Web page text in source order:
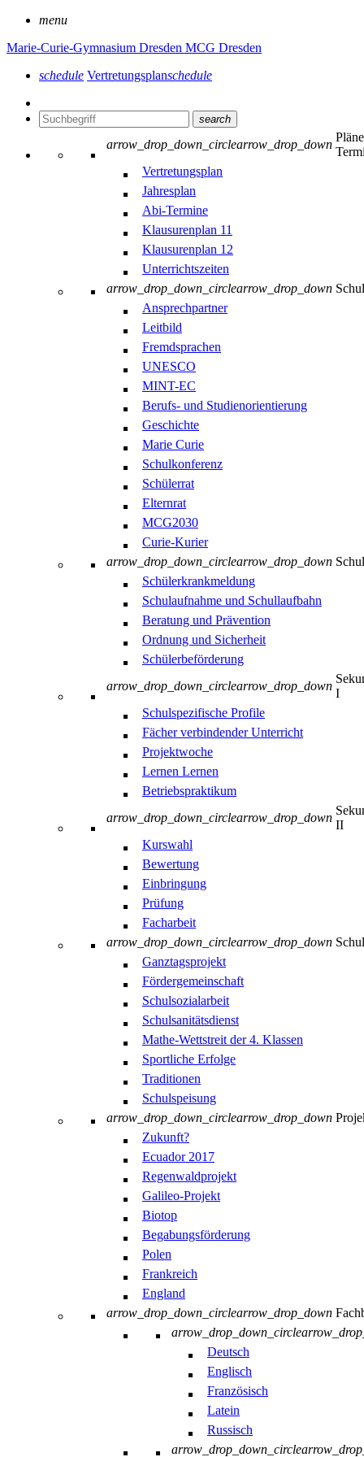
menu
Marie-Curie-Gymnasium Dresden MCG Dresden
schedule Vertretungsplanschedule
search
arrow_drop_down_circlearrow_drop_down
Vertretungsplan
Jahresplan
Abi-Termine
Klausurenplan 11
Klausurenplan 12
Unterrichtszeiten
arrow_drop_down_circlearrow_drop_down
Ansprechpartner
Leitbild
Fremdsprachen
UNESCO
MINT-EC
Berufs- und Studienorientierung
Geschichte
Marie Curie
Schulkonferenz
Schülerrat
Elternrat
MCG2030
Curie-Kurier
arrow_drop_down_circlearrow_drop_down
Schülerkrankmeldung
Schulaufnahme und Schullaufbahn
Beratung und Prävention
Ordnung und Sicherheit
Schülerbeförderung
arrow_drop_down_circlearrow_drop_down
I
Schulspezifische Profile
Fächer verbindender Unterricht
Projektwoche
Lernen Lernen
Betriebspraktikum
arrow_drop_down_circlearrow_drop_down
II
Kurswahl
Bewertung
Einbringung
Prüfung
Facharbeit
arrow_drop_down_circlearrow_drop_down
Ganztagsprojekt
Fördergemeinschaft
Schulsozialarbeit
Schulsanitätsdienst
Mathe-Wettstreit der 4. Klassen
Sportliche Erfolge
Traditionen
Schulspeisung
arrow_drop_down_circlearrow_drop_down
Zukunft?
Ecuador 2017
Regenwaldprojekt
Galileo-Projekt
Biotop
Begabungsförderung
Polen
Frankreich
England
arrow_drop_down_circlearrow_drop_down
arrow_drop_down_circle
Deutsch
Englisch
Französisch
Latein
Russisch
arrow_drop_down_circle